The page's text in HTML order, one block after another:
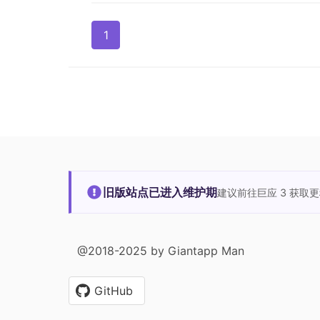
1
旧版站点已进入维护期建议前往巨应 3 获取
@2018-2025 by Giantapp Man
GitHub